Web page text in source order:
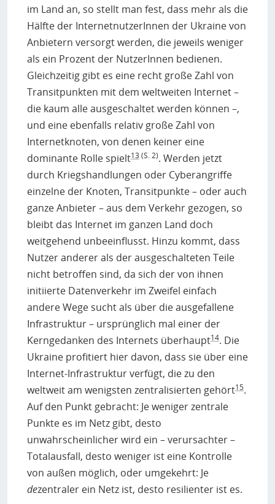
im Land an, so stellt man fest, dass mehr als die
Hälfte der InternetnutzerInnen der Ukraine von
Anbietern versorgt werden, die jeweils weniger
als ein Prozent der NutzerInnen bedienen.
Gleichzeitig gibt es eine recht große Zahl von
Transitpunkten mit dem weltweiten Internet –
die kaum alle ausgeschaltet werden können –,
und eine ebenfalls relativ große Zahl von
Internetknoten, von denen keiner eine
dominante Rolle spielt13 (S. 2). Werden jetzt
durch Kriegshandlungen oder Cyberangriffe
einzelne der Knoten, Transitpunkte – oder auch
ganze Anbieter – aus dem Verkehr gezogen, so
bleibt das Internet im ganzen Land doch
weitgehend unbeeinflusst. Hinzu kommt, dass
Nutzer anderer als der ausgeschalteten Teile
nicht betroffen sind, da sich der von ihnen
initiierte Datenverkehr im Zweifel einfach
andere Wege sucht als über die ausgefallene
Infrastruktur – ursprünglich mal einer der
Kerngedanken des Internets überhaupt14. Die
Ukraine profitiert hier davon, dass sie über eine
Internet-Infrastruktur verfügt, die zu den
weltweit am wenigsten zentralisierten gehört15.
Auf den Punkt gebracht: Je weniger zentrale
Punkte es im Netz gibt, desto
unwahrscheinlicher wird ein – verursachter –
Totalausfall, desto weniger ist eine Kontrolle
von außen möglich, oder umgekehrt: Je
dezentraler ein Netz ist, desto resilienter ist es.